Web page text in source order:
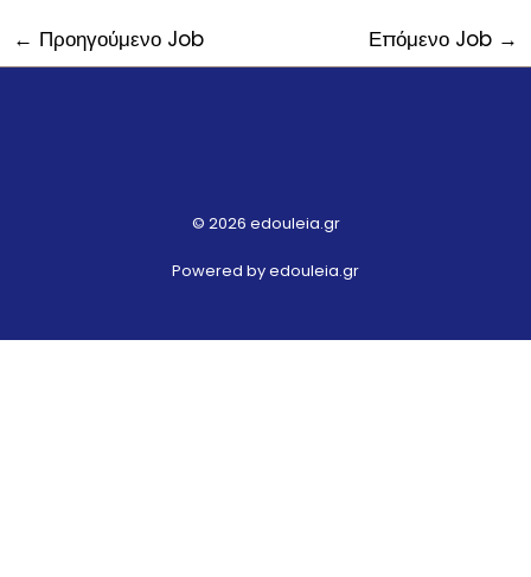
← Προηγούμενο Job Επόμενο Job →
© 2026 edouleia.gr
Powered by edouleia.gr